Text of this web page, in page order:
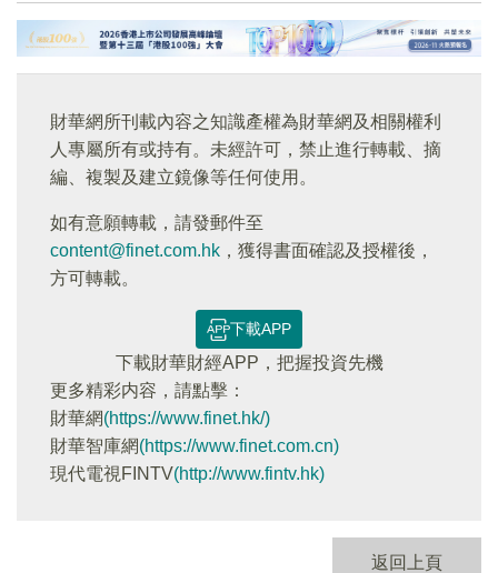
財華網所刊載內容之知識產權為財華網及相關權利
人專屬所有或持有。未經許可，禁止進行轉載、摘
編、複製及建立鏡像等任何使用。
如有意願轉載，請發郵件至
content@finet.com.hk ，獲得書面確認及授權後，
方可轉載。
下載APP
下載財華財經APP，把握投資先機
更多精彩内容，請點擊：
財華網(https://www.finet.hk/)
財華智庫網(https://www.finet.com.cn)
現代電視FINTV(http://www.fintv.hk)
返回上頁